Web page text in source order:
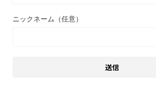
ニックネーム（任意）